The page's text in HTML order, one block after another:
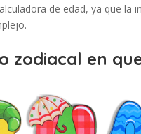
de edad, ya que la
zodiacal en